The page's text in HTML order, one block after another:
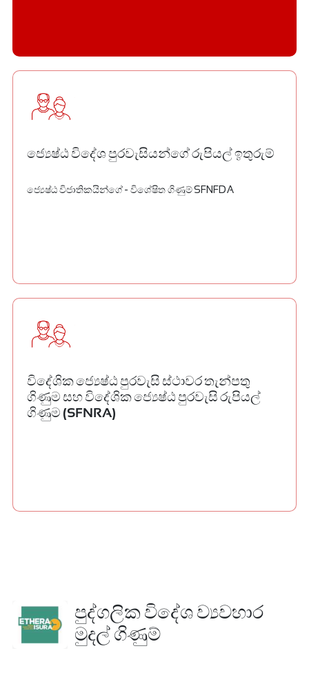
ජ්‍යෙෂ්ඨ විදේශ පුරවැසියන්ගේ රුපියල් ඉතුරුම්
ජ්‍යෙෂ්ඨ විජාතිකයින්ගේ - විශේෂිත ගිණුම් SFNFDA
විදේශික ජ්‍යෙෂ්ඨ පුරවැසි ස්ථාවර තැන්පතු
ගිණුම සහ විදේශික ජ්‍යෙෂ්ඨ පුරවැසි රුපියල්
ගිණුම (SFNRA)
පුද්ගලික විදේශ ව්‍යවහාර
මුදල් ගිණුම්